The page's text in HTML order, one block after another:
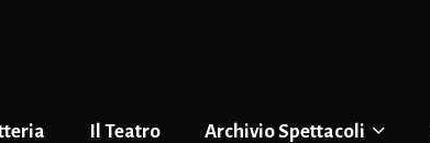
Il Teatro Archivio Spettacoli